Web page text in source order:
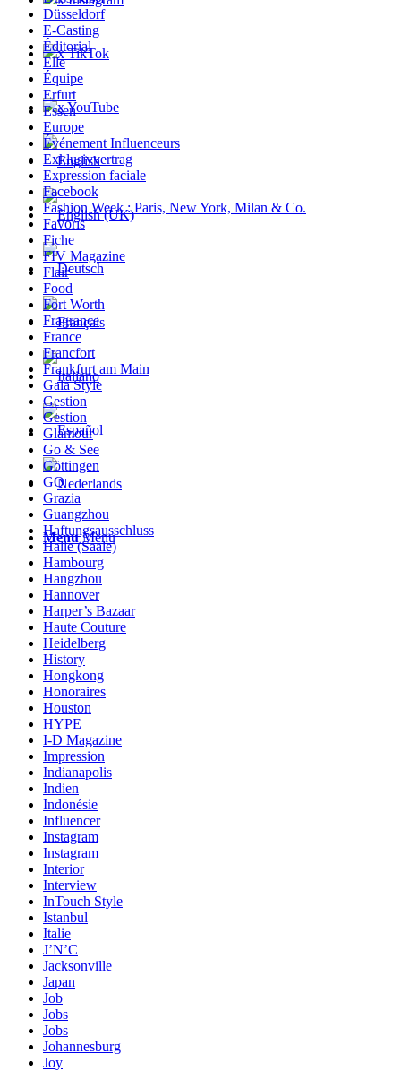
x TikTok
x YouTube
Menu Menu
Düsseldorf
E-Casting
Éditorial
Elle
Équipe
Erfurt
Essen
Europe
Événement Influenceurs
Exklusivvertrag
Expression faciale
Facebook
Fashion Week : Paris, New York, Milan & Co.
Favoris
Fiche
FIV Magazine
Flair
Food
Fort Worth
Fragrance
France
Francfort
Frankfurt am Main
Gala Style
Gestion
Gestion
Glamour
Go & See
Göttingen
GQ
Grazia
Guangzhou
Haftungsausschluss
Halle (Saale)
Hambourg
Hangzhou
Hannover
Harper’s Bazaar
Haute Couture
Heidelberg
History
Hongkong
Honoraires
Houston
HYPE
I-D Magazine
Impression
Indianapolis
Indien
Indonésie
Influencer
Instagram
Instagram
Interior
Interview
InTouch Style
Istanbul
Italie
J’N’C
Jacksonville
Japan
Job
Jobs
Jobs
Johannesburg
Joy